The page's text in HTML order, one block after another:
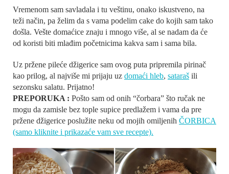
Vremenom sam savladala i tu veštinu, onako iskustveno, na
teži način, pa želim da s vama podelim cake do kojih sam tako
došla. Vešte domaćice znaju i mnogo više, al se nadam da će
od koristi biti mlađim početnicima kakva sam i sama bila.
Uz pržene pileće džigerice sam ovog puta pripremila pirinač
kao prilog, al najviše mi prijaju uz domaći hleb, sataraš ili
sezonsku salatu. Prijatno!
PREPORUKA : Pošto sam od onih “čorbara” što ručak ne
mogu da zamisle bez tople supice predlažem i vama da pre
pržene džigerice poslužite neku od mojih omiljenih ČORBICA
(samo kliknite i prikazaće vam sve recepte).